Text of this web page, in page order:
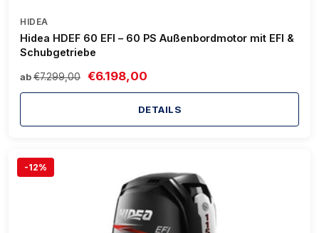
HIDEA
Hidea HDEF 60 EFI – 60 PS Außenbordmotor mit EFI &
Schubgetriebe
ab €7.299,00 €6.198,00
DETAILS
-12%